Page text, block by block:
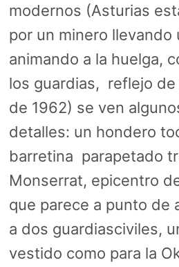
modernos (Asturias
por un minero llevando
animando a la huelga,
los guardias, reflejo de
de 1962) se ven
detalles: un hondero
barretina parapetado
Monserrat, epicentro
que parece a punto de
a dos guardiasciviles,
vestido como para la